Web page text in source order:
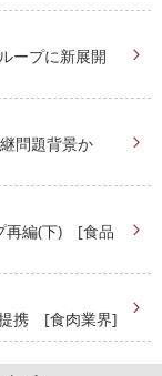
ープに新展開
問題背景か
再編(下) [食品
提携 [食肉業界]